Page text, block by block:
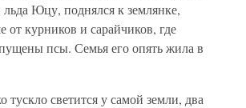
Юцу, поднялся к землянке,
от курников и сарайчиков, где
псы. Семья его опять жила в
тускло светится у самой земли, два